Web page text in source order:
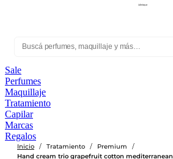
Sale
Perfumes
Maquillaje
Tratamiento
Capilar
Marcas
Regalos
Inicio / Tratamiento / Premium /
Hand cream trio grapefruit cotton mediterranean